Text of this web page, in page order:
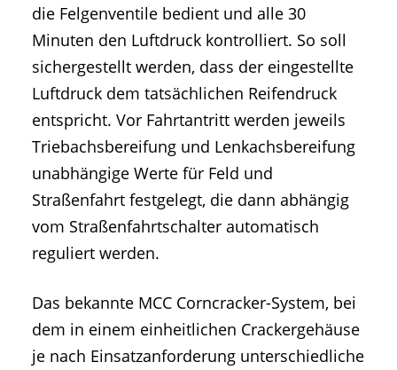
die Felgenventile bedient und alle 30
Minuten den Luftdruck kontrolliert. So soll
sichergestellt werden, dass der eingestellte
Luftdruck dem tatsächlichen Reifendruck
entspricht. Vor Fahrtantritt werden jeweils
Triebachsbereifung und Lenkachsbereifung
unabhängige Werte für Feld und
Straßenfahrt festgelegt, die dann abhängig
vom Straßenfahrtschalter automatisch
reguliert werden.
Das bekannte MCC Corncracker-System, bei
dem in einem einheitlichen Crackergehäuse
je nach Einsatzanforderung unterschiedliche